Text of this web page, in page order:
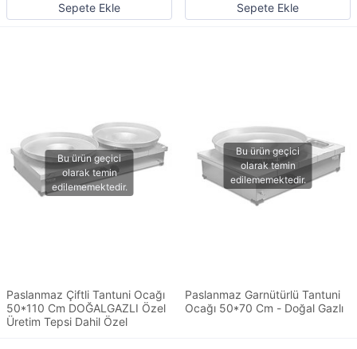
Sepete Ekle Sepete Ekle
Paslanmaz Çiftli Tantuni Ocağı
50*110 Cm DOĞALGAZLI Özel
Üretim Tepsi Dahil Özel
Paslanmaz Garnütürlü Tantuni
Ocağı 50*70 Cm - Doğal Gazlı